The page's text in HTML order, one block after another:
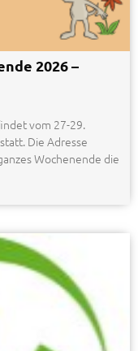
2026 –
vom 27-29.
Die Adresse
Wochenende die